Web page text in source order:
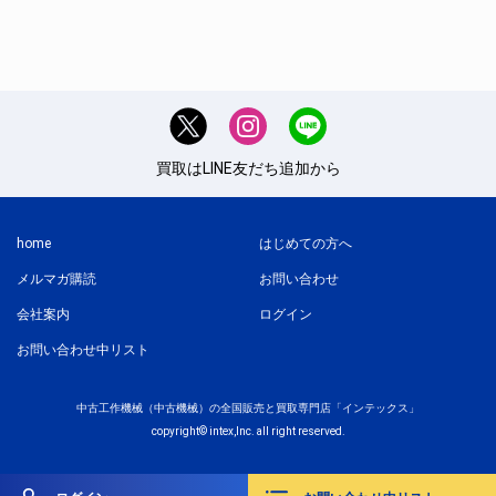
買取はLINE友だち追加から
home はじめての方へ
メルマガ購読 お問い合わせ
会社案内 ログイン
お問い合わせ中リスト
中古工作機械（中古機械）の全国販売と 買取専門店「インテックス」
copyright© intex,Inc. all right reserved.